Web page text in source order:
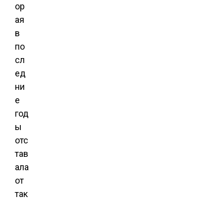
ор
ая
в
по
сл
ед
ни
е
год
ы
отс
тав
ала
от
так